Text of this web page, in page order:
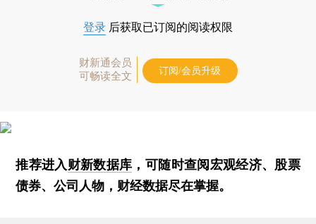
登录 后获取已订阅的阅读权限
财新通会员
可畅读全文
订阅/会员升级
推荐进入财新数据库 ，可随时查阅宏观经济、股票
债券、公司人物，财经数据尽在掌握。